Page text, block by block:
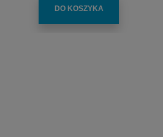
DO KOSZYKA